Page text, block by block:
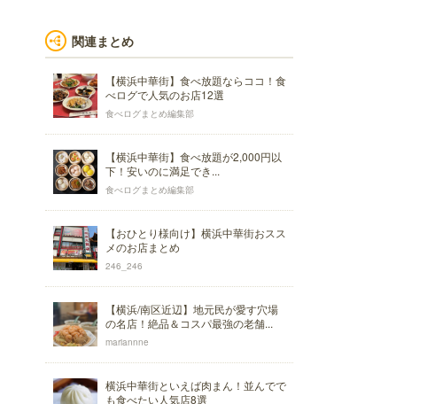
関連まとめ
【横浜中華街】食べ放題ならココ！食
べログで人気のお店12選
食べログまとめ編集部
【横浜中華街】食べ放題が2,000円以
下！安いのに満足でき...
食べログまとめ編集部
【おひとり様向け】横浜中華街おスス
メのお店まとめ
246_246
【横浜/南区近辺】地元民が愛す穴場
の名店！絶品＆コスパ最強の老舗...
mariannne
横浜中華街といえば肉まん！並んでで
も食べたい人気店8選